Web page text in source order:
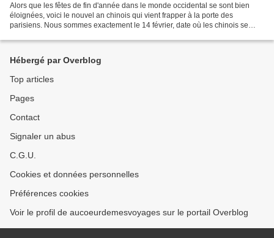
Alors que les fêtes de fin d'année dans le monde occidental se sont bien
éloignées, voici le nouvel an chinois qui vient frapper à la porte des
parisiens. Nous sommes exactement le 14 février, date où les chinois se
Hébergé par Overblog
Top articles
Pages
Contact
Signaler un abus
C.G.U.
Cookies et données personnelles
Préférences cookies
Voir le profil de aucoeurdemesvoyages sur le portail Overblog